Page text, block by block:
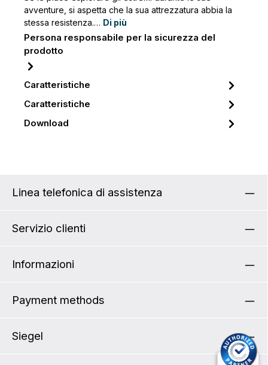
avventure, si aspetta che la sua attrezzatura abbia la
stessa resistenza.… Di più
Persona responsabile per la sicurezza del
prodotto
Caratteristiche
Caratteristiche
Download
Linea telefonica di assistenza
Servizio clienti
Informazioni
Payment methods
Siegel